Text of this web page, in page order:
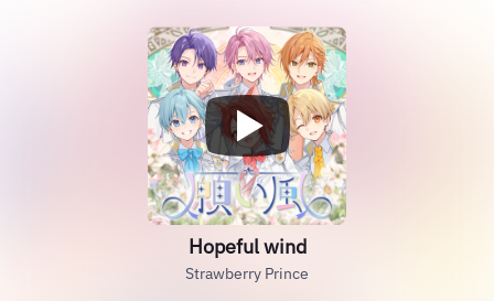
Hopeful wind
Strawberry Prince